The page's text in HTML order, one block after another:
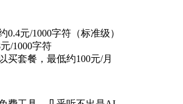
0.4元/1000字符（标准级）
/1000字符
买套餐，最低约100元/月